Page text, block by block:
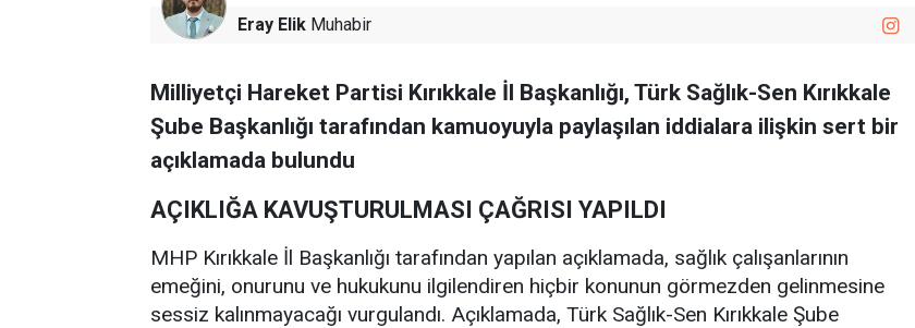
Eray Elik Muhabir
Milliyetçi Hareket Partisi Kırıkkale İl Başkanlığı, Türk Sağlık-Sen Kırıkkale
Şube Başkanlığı tarafından kamuoyuyla paylaşılan iddialara ilişkin sert bir
açıklamada bulundu
AÇIKLIĞA KAVUŞTURULMASI ÇAĞRISI YAPILDI
MHP Kırıkkale İl Başkanlığı tarafından yapılan açıklamada, sağlık çalışanlarının
emeğini, onurunu ve hukukunu ilgilendiren hiçbir konunun görmezden gelinmesine
sessiz kalınmayacağı vurgulandı. Açıklamada, Türk Sağlık-Sen Kırıkkale Şube